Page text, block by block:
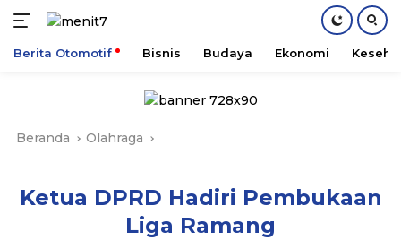
Berita Otomotif Bisnis Budaya Ekonomi
Beranda Olahraga
Ketua DPRD Hadiri Pembukaan
Liga Ramang